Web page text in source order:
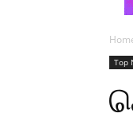
Top